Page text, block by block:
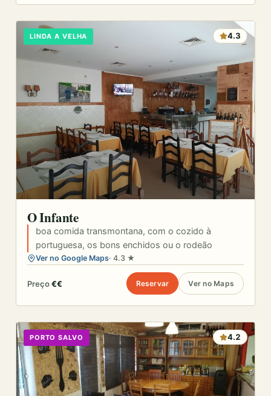
LINDA A VELHA 4.3
O Infante
boa comida transmontana, com o cozido à
portuguesa, os bons enchidos ou o rodeão
Ver no Google Maps· 4.3 ★
Preço€€ Reservar Ver no Maps
PORTO SALVO 4.2